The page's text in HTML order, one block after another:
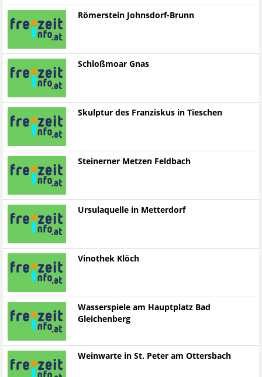
Römerstein Johnsdorf-Brunn
Schloßmoar Gnas
Skulptur des Franziskus in Tieschen
Steinerner Metzen Feldbach
Ursulaquelle in Metterdorf
Vinothek Klöch
Wasserspiele am Hauptplatz Bad
Gleichenberg
Weinwarte in St. Peter am Ottersbach